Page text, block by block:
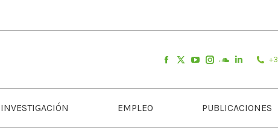
INVESTIGACIÓN EMPLEO PUBLICACIONES